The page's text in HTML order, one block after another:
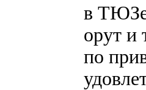
в ТЮЗе
орут и
по